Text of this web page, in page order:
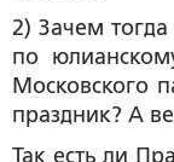
2) Зачем
по
Московского
праздник? А
Так есть ли